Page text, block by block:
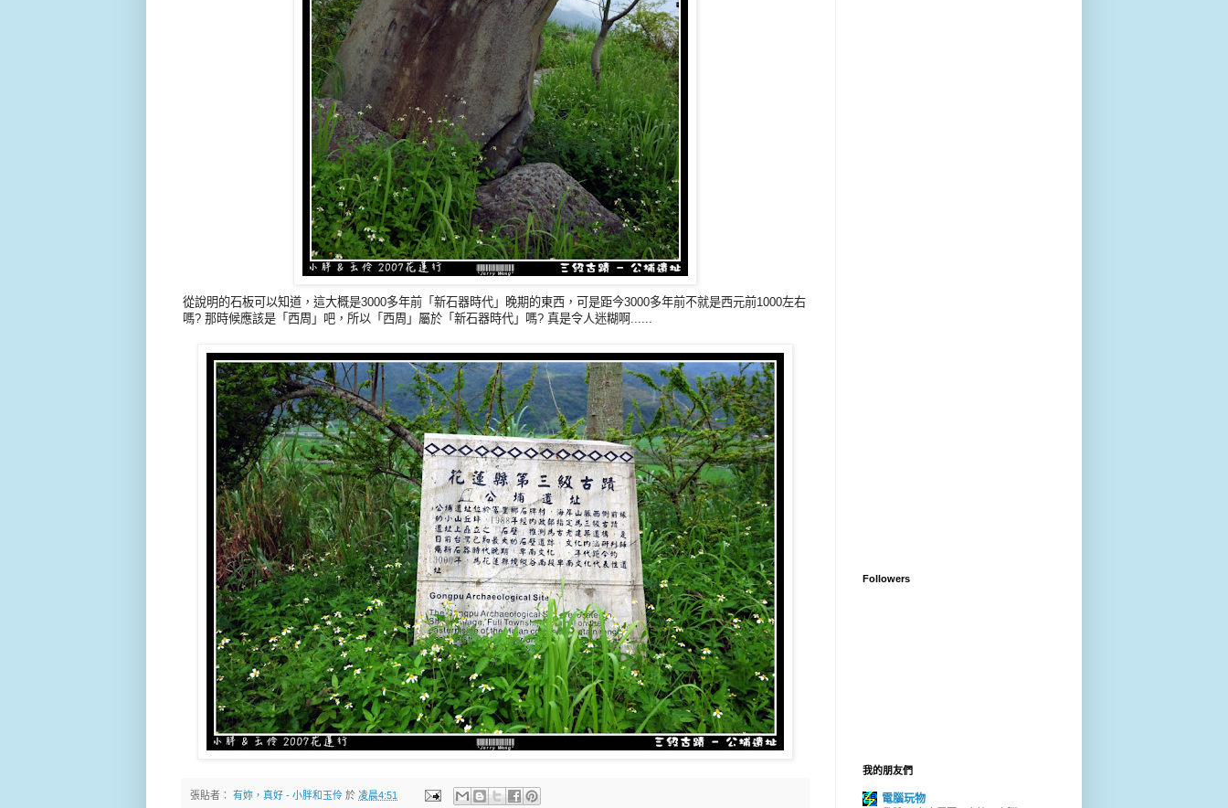
從說明的石板可以知道，這大概是3000多年前 「 新石器時代 」
晚期的東西，可是距今3000多年前不就是西元前1000左右
嗎? 那時候應該是 「 西周 」吧，所以 「 西周 」屬於 「 新石器時代 」 嗎? 真是令人迷糊啊......
張貼者： 有妳，真好 - 小胖和玉伶 於 凌晨4:51
Followers
我的朋友們
電腦玩物